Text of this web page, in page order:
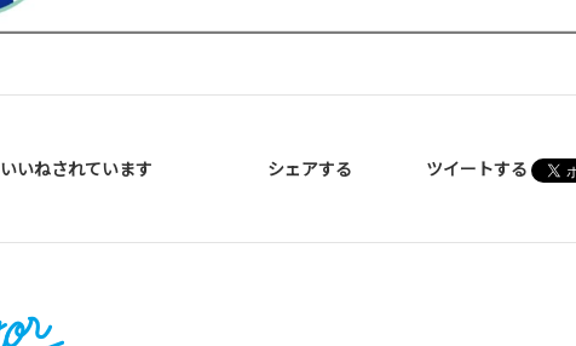
いいねされています シェアする ツイートする